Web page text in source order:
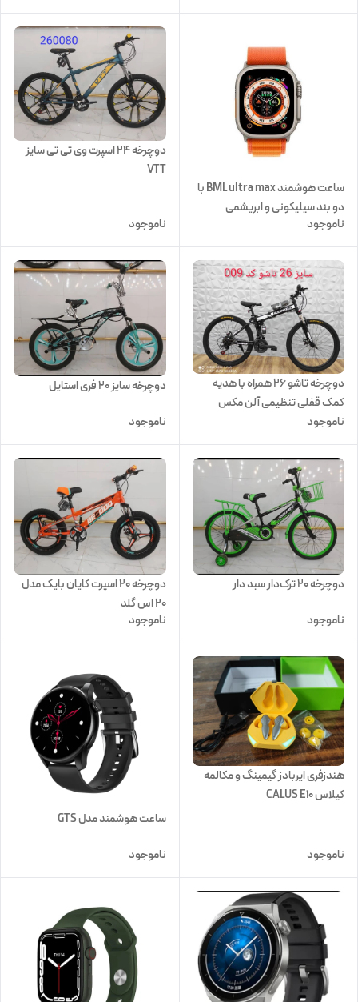
ساعت هوشمند BML ultra max با
دو بند سیلیکونی و ابریشمی
ناموجود
دوچرخه 24 اسپرت وی تی تی سایز
VTT
ناموجود
دوچرخه تاشو 26 همراه با هدیه
کمک قفلی تنظیمی آلن مکس
ناموجود
دوچرخه سایز 20 فری استایل
ناموجود
دوچرخه 20 ترک‌دار سبد دار
ناموجود
دوچرخه 20 اسپرت کایان بایک مدل
20 اس گلد
ناموجود
هندزفری ایربادز گیمینگ و مکالمه
کیلاس CALUS E10
ناموجود
ساعت هوشمند مدل GTS
ناموجود